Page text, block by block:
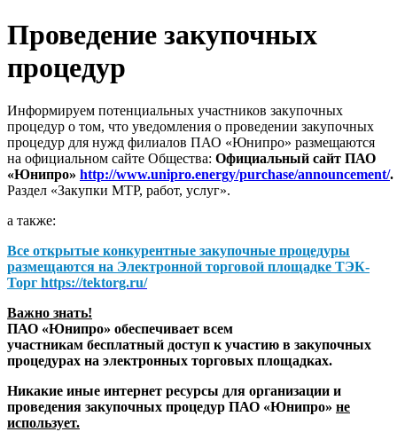
Проведение закупочных
процедур
Информируем потенциальных участников закупочных
процедур о том, что уведомления о проведении закупочных
процедур для нужд филиалов ПАО «Юнипро» размещаются
на официальном сайте Общества: Официальный сайт ПАО
«Юнипро» http://www.unipro.energy/purchase/announcement/.
Раздел «Закупки МТР, работ, услуг».
а также:
Все открытые конкурентные закупочные процедуры
размещаются на Электронной торговой площадке ТЭК-
Торг https://tektorg.ru/
Важно знать!
ПАО «Юнипро» обеспечивает всем
участникам бесплатный доступ к участию в закупочных
процедурах на электронных торговых площадках.
Никакие иные интернет ресурсы для организации и
проведения закупочных процедур ПАО «Юнипро» не
использует.